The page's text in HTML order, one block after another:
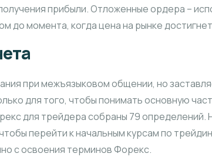
прибыли. Отложенные ордера –
до момента, когда цена на рынке
при межъязыковом общении, но
для того, чтобы понимать основную
для трейдера собраны 79 определений.
перейти к начальным курсам по
с освоения терминов Форекс.